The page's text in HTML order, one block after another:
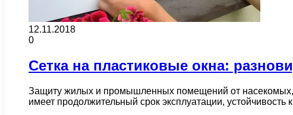
12.11.2018
0
Сетка на пластиковые окна:
Защиту жилых и промышленных помещений от насекомых,
имеет продолжительный срок эксплуатации,